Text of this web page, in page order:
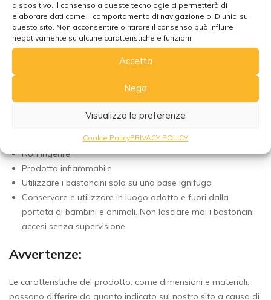
dispositivo. Il consenso a queste tecnologie ci permetterà di
elaborare dati come il comportamento di navigazione o ID unici su
questo sito. Non acconsentire o ritirare il consenso può influire
negativamente su alcune caratteristiche e funzioni.
Accetta
Nega
Visualizza le preferenze
Cookie PolicyPRIVACY POLICY
luce diretta e umidità eccessiva. L’umidità può favorire la
muffa e il deterioramento dei bastoncini, mentre la luce
diretta può sbiadire il loro profumo.
Assicura una circolazione d’aria adeguata per evitare il
Non ingerire
Prodotto infiammabile
Utilizzare i bastoncini solo su una base ignifuga
Conservare e utilizzare in luogo adatto e fuori dalla
portata di bambini e animali. Non lasciare mai i bastoncini
accesi senza supervisione
Avvertenze:
Le caratteristiche del prodotto, come dimensioni e materiali,
possono differire da quanto indicato sul nostro sito a causa di